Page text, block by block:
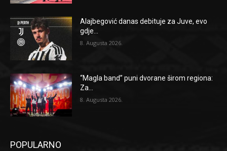
Alajbegović danas debituje za Juve, evo
gdje...
8. Augusta 2026.
“Magla band” puni dvorane širom regiona:
Za...
8. Augusta 2026.
POPULARNO